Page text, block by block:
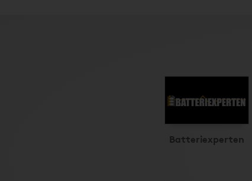
Batteriexperten